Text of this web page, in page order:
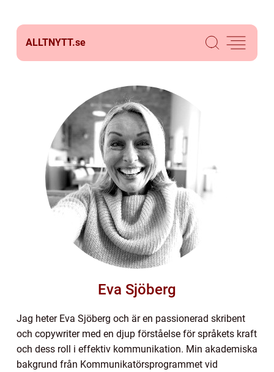
ALLTNYTT.se
Eva Sjöberg
Jag heter Eva Sjöberg och är en passionerad skribent
och copywriter med en djup förståelse för språkets kraft
och dess roll i effektiv kommunikation. Min akademiska
bakgrund från Kommunikatörsprogrammet vid